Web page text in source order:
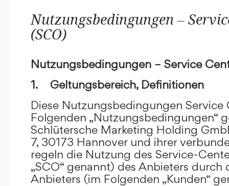
Nutzungsbedingungen –
(SCO)
Nutzungsbedingungen – Service
1. Geltungsbereich, Definitionen
Diese Nutzungsbedingungen Service
Folgenden „Nutzungsbedingungen“
Schlütersche Marketing Holding
7, 30173 Hannover und ihrer
regeln die Nutzung des Service-
„SCO“ genannt) des Anbieters durch
Anbieters (im Folgenden „Kunden“